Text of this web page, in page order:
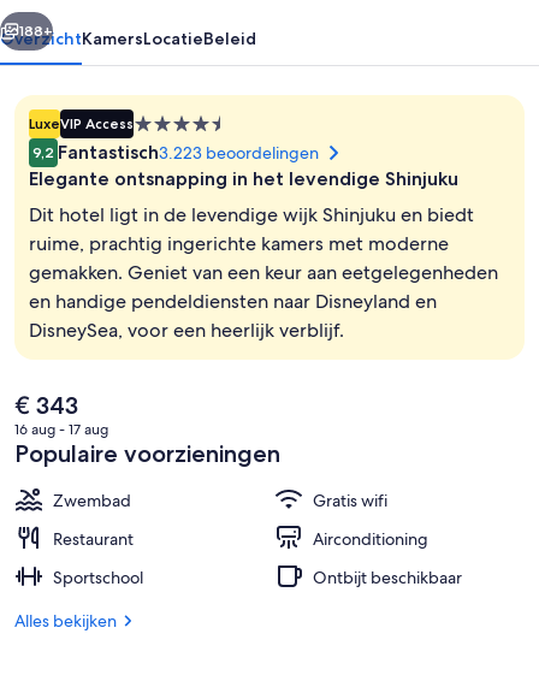
1 slaapkamer, een kluis op de kamer,
Volgende
188+
OverzichtKamersLocatieBeleid
LuxeVIP Access4.5-
sterrenaccommodatie
9,2 Fantastisch3.223 beoordelingen
Elegante ontsnapping in het levendige Shinjuku
Dit hotel ligt in de levendige wijk Shinjuku en biedt
ruime, prachtig ingerichte kamers met moderne
gemakken. Geniet van een keur aan eetgelegenheden
en handige pendeldiensten naar Disneyland en
DisneySea, voor een heerlijk verblijf.
De
huidige
prijs
is
€ 343
€ 343
16 aug - 17 aug
Populaire voorzieningen
Zwembad
Gratis wifi
Restaurant
Airconditioning
Sportschool
Ontbijt beschikbaar
Alles bekijken